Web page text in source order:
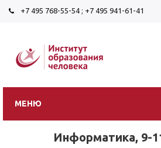
+7 495 768-55-54 ; +7 495 941-61-41
МЕНЮ
Информатика, 9-